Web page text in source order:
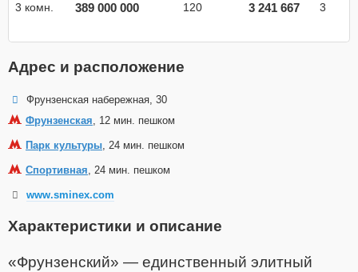
3 комн. 389 000 000 120 3 241 667 3
Адрес и расположение
Фрунзенская набережная, 30
Фрунзенская, 12 мин. пешком
Парк культуры, 24 мин. пешком
Спортивная, 24 мин. пешком
www.sminex.com
Характеристики и описание
«Фрунзенский» — единственный элитный